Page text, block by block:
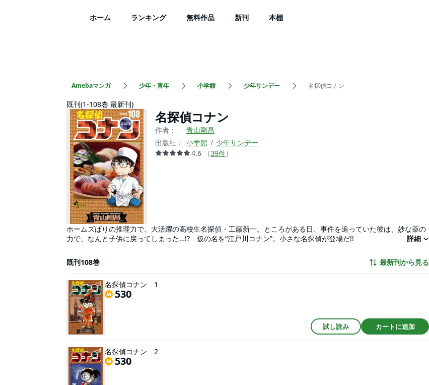
ホーム ランキング 無料作品 新刊 本棚
Amebaマンガ 少年・青年 小学館 少年サンデー 名探偵コナン
既刊(1-108巻 最新刊)
名探偵コナン
作者：
青山剛昌
出版社：
小学館
少年サンデー
4.6
（39件）
ホームズばりの推理力で、大活躍の高校生名探偵・工藤新一。ところがある日、事件を追っていた彼は、妙な薬の
力で、なんと子供に戻ってしまった…!? 仮の名を“江戸川コナン”。小さな名探偵が登場だ!!
詳細
既刊108巻 最新刊から見る
名探偵コナン 1
530
試し読み カートに追加
名探偵コナン 2
530